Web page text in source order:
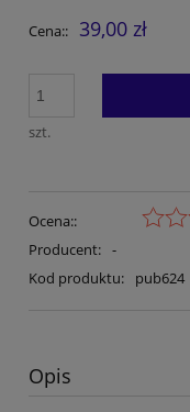
Cena:: 39,00 zł
szt.
Ocena::
Producent: -
Kod produktu:
pub624
Opis